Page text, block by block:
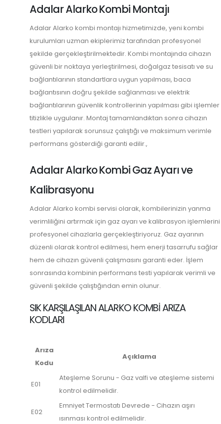
Adalar Alarko Kombi Montajı
Adalar Alarko kombi montajı hizmetimizde, yeni kombi
kurulumları uzman ekiplerimiz tarafından profesyonel
şekilde gerçekleştirilmektedir. Kombi montajında cihazın
güvenli bir noktaya yerleştirilmesi, doğalgaz tesisatı ve su
bağlantılarının standartlara uygun yapılması, baca
bağlantısının doğru şekilde sağlanması ve elektrik
bağlantılarının güvenlik kontrollerinin yapılması gibi işlemler
titizlikle uygulanır. Montaj tamamlandıktan sonra cihazın
testleri yapılarak sorunsuz çalıştığı ve maksimum verimle
performans gösterdiği garanti edilir.,
Adalar Alarko Kombi Gaz Ayarı ve
Kalibrasyonu
Adalar Alarko kombi servisi olarak, kombilerinizin yanma
verimliliğini artırmak için gaz ayarı ve kalibrasyon işlemlerini
profesyonel cihazlarla gerçekleştiriyoruz. Gaz ayarının
düzenli olarak kontrol edilmesi, hem enerji tasarrufu sağlar
hem de cihazın güvenli çalışmasını garanti eder. İşlem
sonrasında kombinin performans testi yapılarak verimli ve
güvenli şekilde çalıştığından emin olunur.
SIK KARŞILAŞILAN ALARKO KOMBI ARIZA
KODLARI
Arıza
Kodu
Açıklama
E01
Ateşleme Sorunu - Gaz valfi ve ateşleme sistemi
kontrol edilmelidir.
E02
Emniyet Termostatı Devrede - Cihazın aşırı
ısınması kontrol edilmelidir.